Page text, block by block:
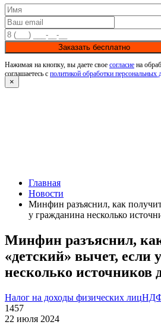
Заказать бесплатно
Нажимая на кнопку, вы даете свое согласие на
соглашаетесь с политикой обработки персональных
×
Главная
Новости
Минфин разъяснил, как
у гражданина несколько
Минфин разъяснил,
«детский» вычет, если
несколько источников
Налог на доходы физических лиц
1457
22 июля 2024